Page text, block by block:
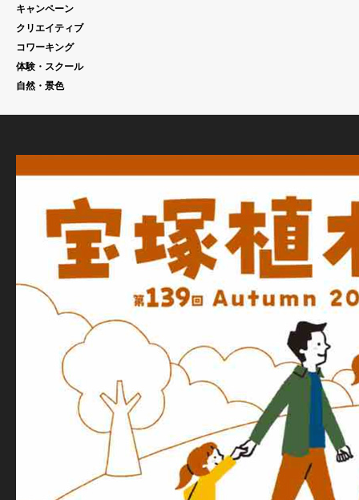
キャンペーン
クリエイティブ
コワーキング
体験・スクール
自然・景色